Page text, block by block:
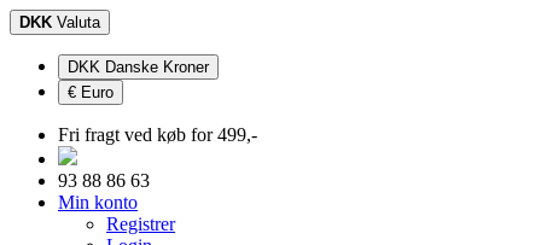
DKK Valuta
DKK Danske Kroner
€ Euro
Fri fragt ved køb for 499,-
93 88 86 63
Min konto
Registrer